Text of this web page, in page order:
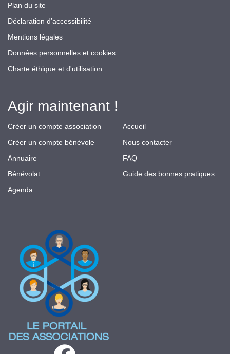
Plan du site
Déclaration d’accessibilité
Mentions légales
Données personnelles et cookies
Charte éthique et d'utilisation
Agir maintenant !
Créer un compte association
Créer un compte bénévole
Annuaire
Bénévolat
Agenda
Accueil
Nous contacter
FAQ
Guide des bonnes pratiques